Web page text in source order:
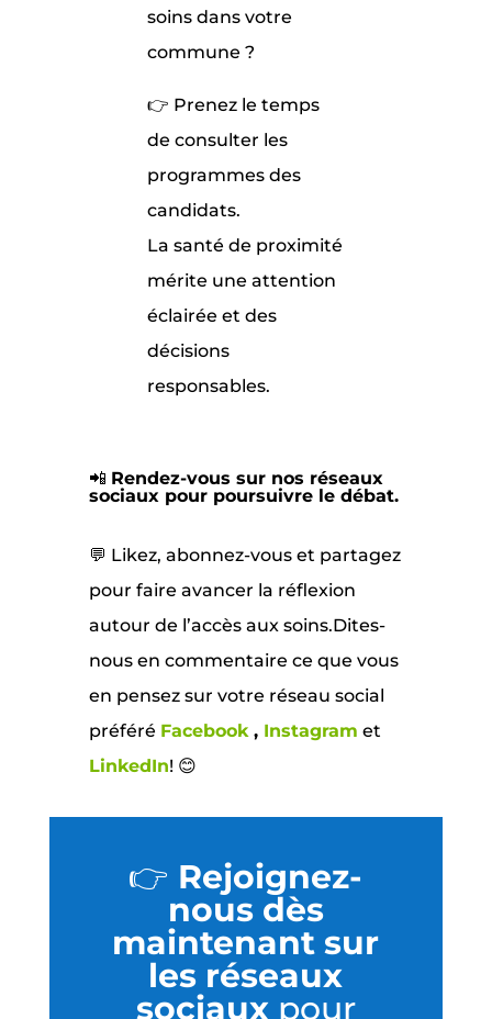
soins dans votre
commune ?
👉 Prenez le temps
de consulter les
programmes des
candidats.
La santé de proximité
mérite une attention
éclairée et des
décisions
responsables.
📲 Rendez-vous sur nos réseaux
sociaux pour poursuivre le débat.
💬 Likez, abonnez-vous et partagez
pour faire avancer la réflexion
autour de l’accès aux soins.Dites-
nous en commentaire ce que vous
en pensez sur votre réseau social
préféré Facebook, Instagram et
LinkedIn! 😊
👉 Rejoignez-
nous dès
maintenant sur
les réseaux
sociaux pour